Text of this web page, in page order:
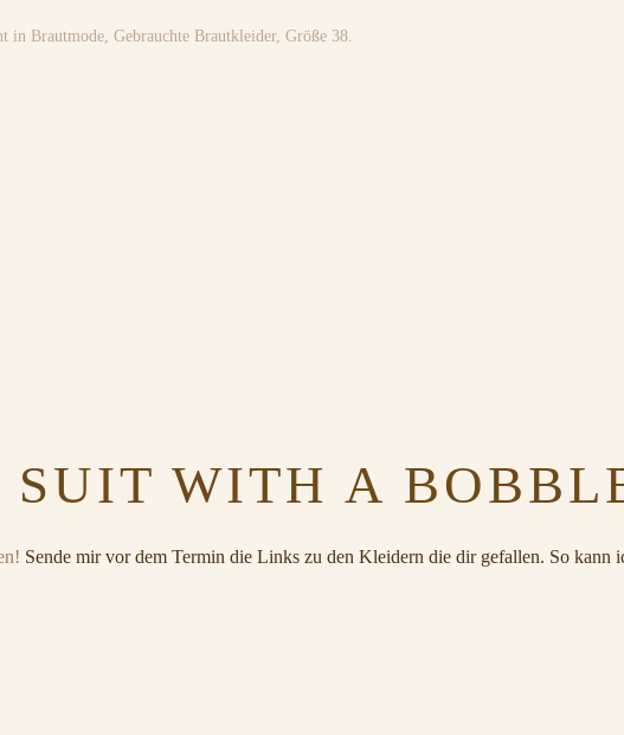
in Brautmode Gebrauchte Brautkleider, Größe 38
WITH A
Sende mir vor dem Termin die Links zu den Kleidern die dir gefallen. So kann